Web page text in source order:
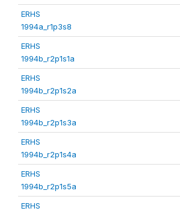
ERHS
1994a_r1p3s8
ERHS
1994b_r2p1s1a
ERHS
1994b_r2p1s2a
ERHS
1994b_r2p1s3a
ERHS
1994b_r2p1s4a
ERHS
1994b_r2p1s5a
ERHS